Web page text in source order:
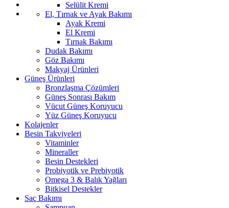
Selülit Kremi
El, Tırnak ve Ayak Bakımı
Ayak Kremi
El Kremi
Tırnak Bakımı
Dudak Bakımı
Göz Bakımı
Makyaj Ürünleri
Güneş Ürünleri
Bronzlaşma Çözümleri
Güneş Sonrası Bakım
Vücut Güneş Koruyucu
Yüz Güneş Koruyucu
Kolajenler
Besin Takviyeleri
Vitaminler
Mineraller
Besin Destekleri
Probiyotik ve Prebiyotik
Omega 3 & Balık Yağları
Bitkisel Destekler
Saç Bakımı